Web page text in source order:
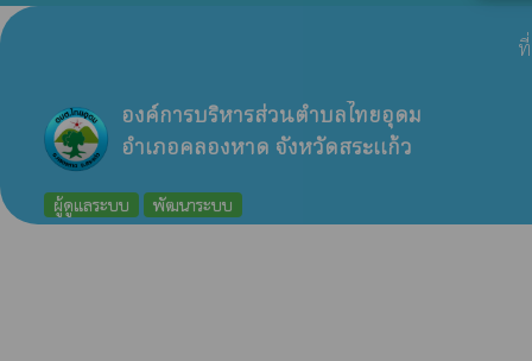
องค์การบริหารส่วนตำบลไทยอุดม
อำเภอคลองหาด จังหวัดสระแก้ว
ผู้ดูแลระบบ พัฒนาระบบ